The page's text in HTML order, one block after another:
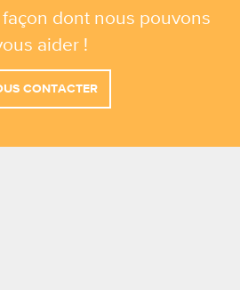
dont nous pouvons
aider !
CONTACTER